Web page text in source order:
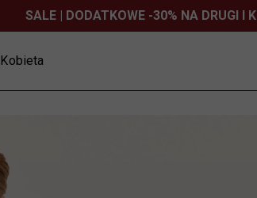
SALE | DODATKOWE -30% NA DRUGI I
Kobieta